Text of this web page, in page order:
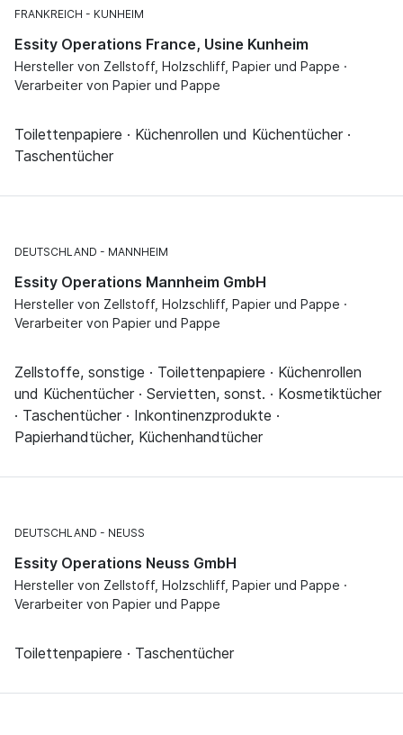
FRANKREICH KUNHEIM
Essity Operations France, Usine Kunheim
Hersteller von Zellstoff, Holzschliff, Papier und Pappe ·
Verarbeiter von Papier und Pappe
Toilettenpapiere · Küchenrollen und Küchentücher ·
Taschentücher
DEUTSCHLAND MANNHEIM
Essity Operations Mannheim GmbH
Hersteller von Zellstoff, Holzschliff, Papier und Pappe ·
Verarbeiter von Papier und Pappe
Zellstoffe, sonstige · Toilettenpapiere · Küchenrollen
und Küchentücher · Servietten, sonst. · Kosmetiktücher
· Taschentücher · Inkontinenzprodukte ·
Papierhandtücher, Küchenhandtücher
DEUTSCHLAND NEUSS
Essity Operations Neuss GmbH
Hersteller von Zellstoff, Holzschliff, Papier und Pappe ·
Verarbeiter von Papier und Pappe
Toilettenpapiere · Taschentücher